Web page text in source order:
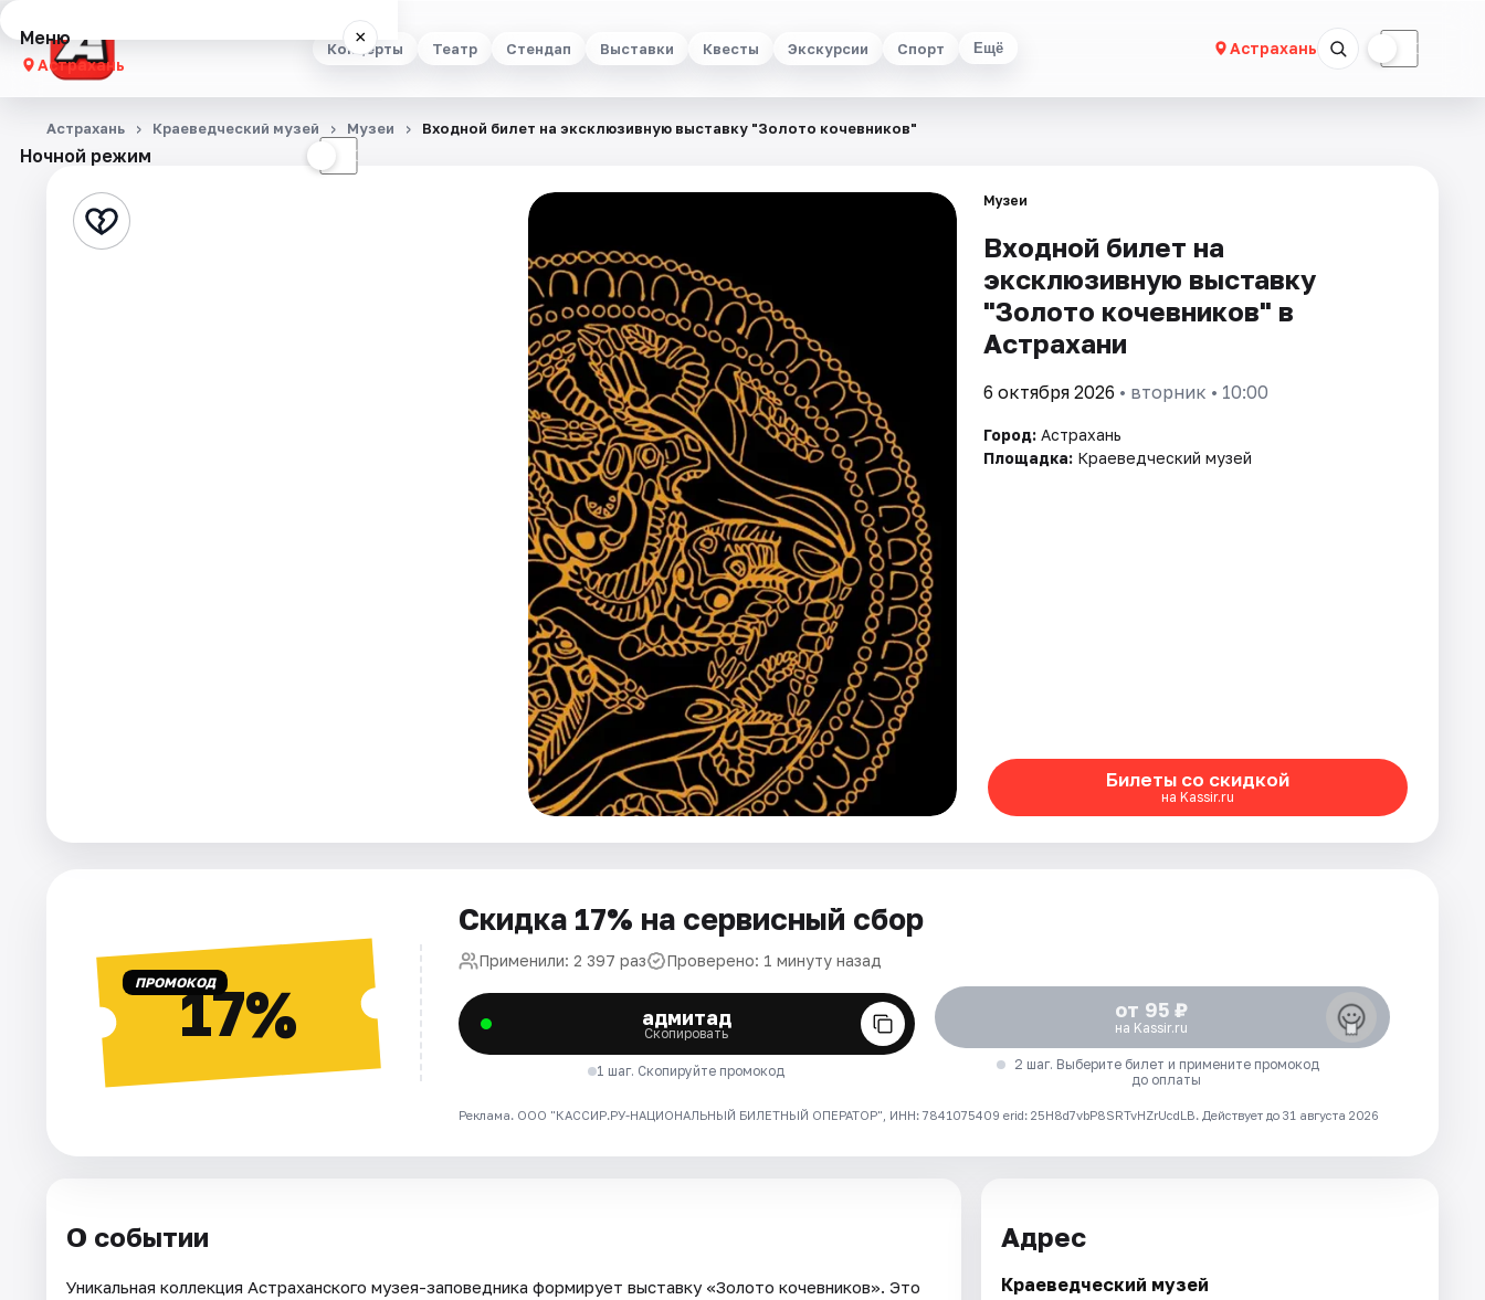
Концерты Театр Стендап Выставки Квесты Экскурсии Спорт Ещё Астрахань ☾
Меню ×
Астрахань
Концерты
Стендап
Ночной режим ☾
Астрахань Краеведческий музей Музеи Входной билет на эксклюзивную выставку "Золото кочевников"
Музеи
Входной билет на
эксклюзивную выставку
"Золото кочевников" в
Астрахани
6 октября 2026 • вторник • 10:00
Город: Астрахань
Площадка: Краеведческий музей
Билеты со скидкой
на Kassir.ru
ПРОМОКОД17%
Скидка 17% на сервисный сбор
Применили: 2 397 раз Проверено: 1 минуту назад
адмитад
Скопировать
1 шаг. Скопируйте промокод
от 95 ₽
на Kassir.ru
2 шаг. Выберите билет и примените промокод
до оплаты
Реклама. ООО "КАССИР.РУ-НАЦИОНАЛЬНЫЙ БИЛЕТНЫЙ ОПЕРАТОР", ИНН: 7841075409 erid: 25H8d7vbP8SRTvHZrUcdLB. Действует до 31 августа 2026
О событии
Уникальная коллекция Астраханского музея-заповедника формирует выставку «Золото кочевников». Это
Адрес
Краеведческий музей